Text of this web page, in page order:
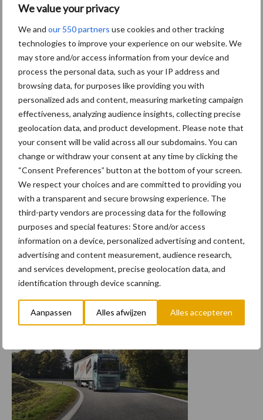
We value your privacy
We and our 550 partners use cookies and other tracking
technologies to improve your experience on our website. We
may store and/or access information from your device and
process the personal data, such as your IP address and
browsing data, for purposes like providing you with
personalized ads and content, measuring marketing campaign
effectiveness, analyzing audience insights, collecting precise
geolocation data, and product development. Please note that
your consent will be valid across all our subdomains. You can
change or withdraw your consent at any time by clicking the
“Consent Preferences” button at the bottom of your screen.
We respect your choices and are committed to providing you
with a transparent and secure browsing experience. The
third-party vendors are processing data for the following
purposes and special features: Store and/or access
information on a device, personalized advertising and content,
advertising and content measurement, audience research,
and services development, precise geolocation data, and
identification through device scanning.
Aanpassen Alles afwijzen Alles accepteren
ruimte vrij te maken voor meer batterijen biedt de nieuwe e-as
een nog groter rijbereik voor de ...Lees meer
Nieuwe Sunlight-Lithiumbatterijen voor
Hyster®-heftrucks
13 juli 2022
Hyster biedt klanten nu nog meer manieren om de beste
batterijtechnologie voor hun toepassing te kiezen
met lithiumionbatterijen van de Sunlight Group, die nu
verkrijgbaar zijn voor de vorkheftrucks en magazijntrucks van ...
Lees meer
6 januari 2022